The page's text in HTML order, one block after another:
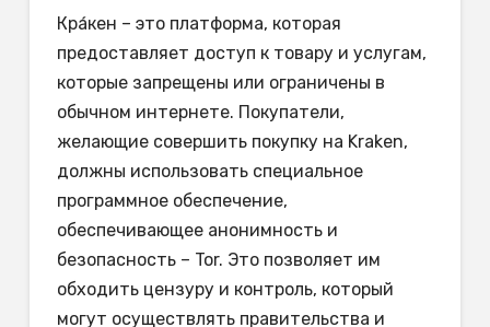
Кра́кен – это платформа, которая
предоставляет доступ к товару и услугам,
которые запрещены или ограничены в
обычном интернете. Покупатели,
желающие совершить покупку на Kraken,
должны использовать специальное
программное обеспечение,
обеспечивающее анонимность и
безопасность – Tor. Это позволяет им
обходить цензуру и контроль, который
могут осуществлять правительства и